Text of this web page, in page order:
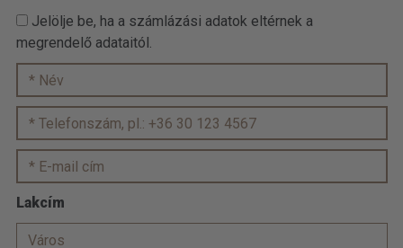
Jelölje be, ha a számlázási adatok eltérnek a
megrendelő adataitól.
Lakcím